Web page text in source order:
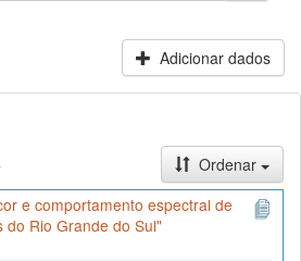
Adicionar dados
Ordenar
e comportamento espectral de
do Rio Grande do Sul"